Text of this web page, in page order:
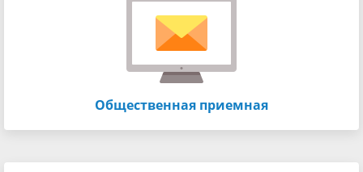
Общественная приемная